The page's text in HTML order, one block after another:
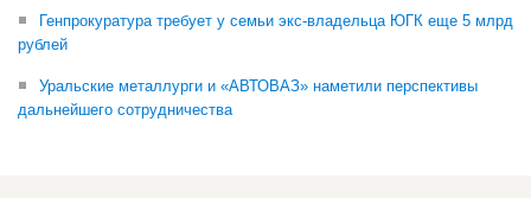
Генпрокуратура требует у семьи экс-владельца ЮГК еще 5 млрд
рублей
Уральские металлурги и «АВТОВАЗ» наметили перспективы
дальнейшего сотрудничества